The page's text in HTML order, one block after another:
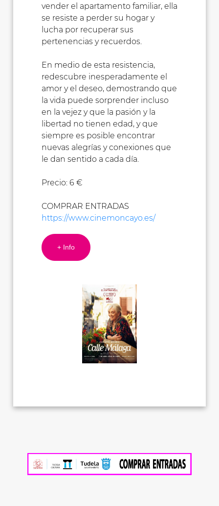
vender el apartamento familiar, ella
se resiste a perder su hogar y
lucha por recuperar sus
pertenencias y recuerdos.
En medio de esta resistencia,
redescubre inesperadamente el
amor y el deseo, demostrando que
la vida puede sorprender incluso
en la vejez y que la pasión y la
libertad no tienen edad, y que
siempre es posible encontrar
nuevas alegrías y conexiones que
le dan sentido a cada día.
Precio: 6 €
COMPRAR ENTRADAS
https://www.cinemoncayo.es/
+ Info